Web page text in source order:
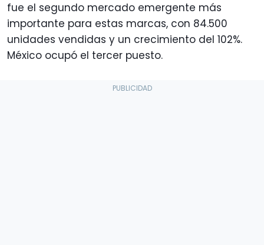
fue el segundo mercado emergente más
importante para estas marcas, con 84.500
unidades vendidas y un crecimiento del 102%.
México ocupó el tercer puesto.